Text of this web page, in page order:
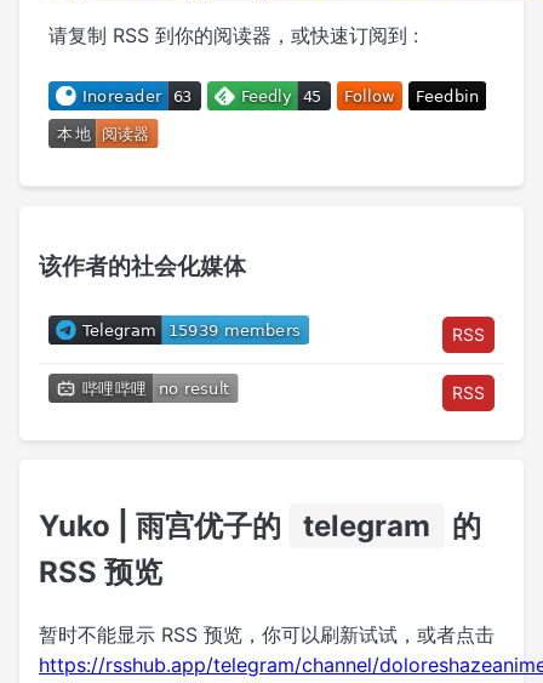
请复制 RSS 到你的阅读器，或快速订阅到 :
Yuko | 雨宫优子的 telegram
的
RSS 预览
暂时不能显示 RSS 预览，你可以刷新试试，或者点击
https://rsshub.app/telegram/channel/
该作者的社会化媒体
RSS
RSS